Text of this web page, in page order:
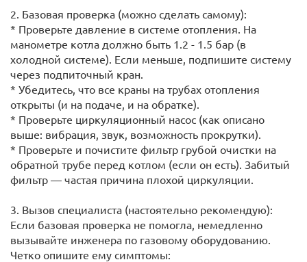
2. Базовая проверка (можно сделать самому):
* Проверьте давление в системе отопления. На
манометре котла должно быть 1.2 - 1.5 бар (в
холодной системе). Если меньше, подпишите систему
через подпиточный кран.
* Убедитесь, что все краны на трубах отопления
открыты (и на подаче, и на обратке).
* Проверьте циркуляционный насос (как описано
выше: вибрация, звук, возможность прокрутки).
* Проверьте и почистите фильтр грубой очистки на
обратной трубе перед котлом (если он есть). Забитый
фильтр — частая причина плохой циркуляции.
3. Вызов специалиста (настоятельно рекомендую):
Если базовая проверка не помогла, немедленно
вызывайте инженера по газовому оборудованию.
Четко опишите ему симптомы: